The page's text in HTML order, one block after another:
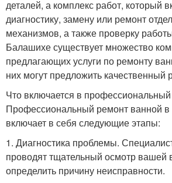
деталей, а комплекс работ, который
диагностику, замену или ремонт
механизмов, а также проверку
Балашихе существует множество
предлагающих услуги по ремонту
них могут предложить качественный
Что включается в
Профессиональный ремонт ванной
включает в себя следующие этапы:
1. Диагностика проблемы.
проводят тщательный осмотр вашей
определить причину неисправности.